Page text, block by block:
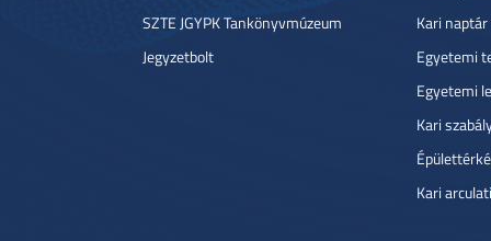
SZTE JGYPK Tankönyvmúzeum
Jegyzetbolt
Kari naptár
Egyetemi
Egyetemi
Kari
Kari